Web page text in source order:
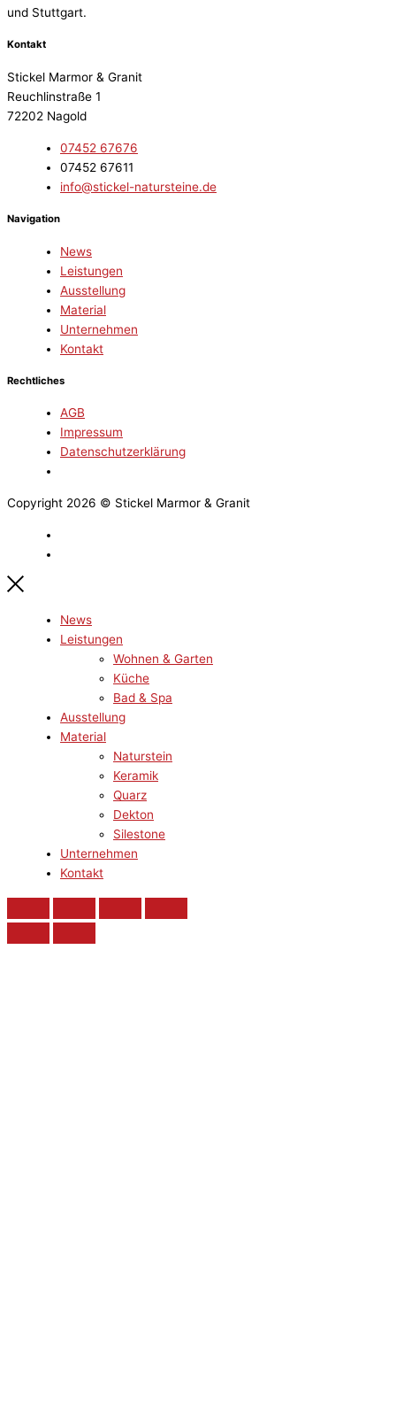
und Stuttgart.
Kontakt
Stickel Marmor & Granit
Reuchlinstraße 1
72202 Nagold
07452 67676
07452 67611
info@stickel-natursteine.de
Navigation
News
Leistungen
Ausstellung
Material
Unternehmen
Kontakt
Rechtliches
AGB
Impressum
Datenschutzerklärung
Copyright 2026 © Stickel Marmor & Granit
News
Leistungen
Wohnen & Garten
Küche
Bad & Spa
Ausstellung
Material
Naturstein
Keramik
Quarz
Dekton
Silestone
Unternehmen
Kontakt